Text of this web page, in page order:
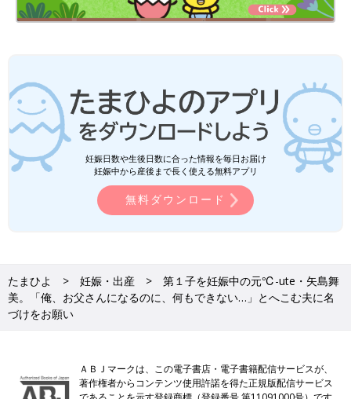
妊娠日数や生後日数に合った情報を毎日お届け
妊娠中から産後まで長く使える無料アプリ
無料ダウンロード
たまひよ 妊娠・出産
第１子を妊娠中の元℃-ute・矢島舞
美。「俺、お父さんになるのに、何もできない…」とへこむ夫に名
づけをお願い
ＡＢＪマークは、この電子書店・電子書籍配信サービスが、
著作権者からコンテンツ使用許諾を得た正規版配信サービス